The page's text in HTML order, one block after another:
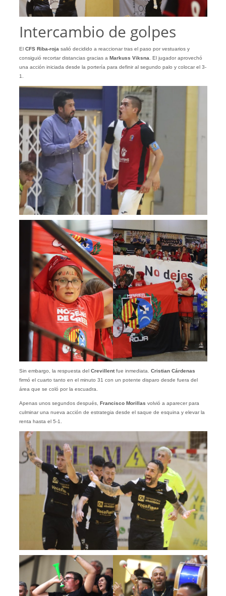
Intercambio de golpes
El CFS Riba-roja salió decidido a reaccionar tras el paso por vestuarios y
consiguió recortar distancias gracias a Markuss Viksna . El jugador aprovechó
una acción iniciada desde la portería para definir al segundo palo y colocar el 3-
1.
Sin embargo, la respuesta del Crevillentfue inmediata. Cristian Cárdenas
firmó el cuarto tanto en el minuto 31 con un potente disparo desde fuera del
área que se coló por la escuadra.
Apenas unos segundos después, Francisco Morillas volvió a aparecer para
culminar una nueva acción de estrategia desde el saque de esquina y elevar la
renta hasta el 5-1.